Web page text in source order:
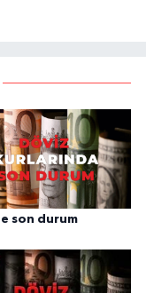
son durum